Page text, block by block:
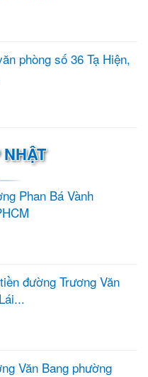
phòng số 36 Tạ Hiện,
Phan Bá Vành
đường Trương Văn
Văn Bang phường